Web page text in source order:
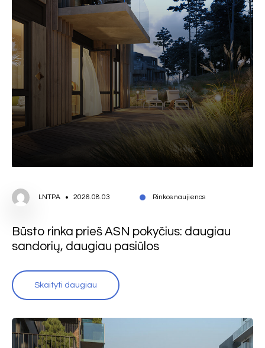
LNTPA 2026.08.03 Rinkos naujienos
Būsto rinka prieš ASN pokyčius: daugiau
sandorių, daugiau pasiūlos
Skaityti daugiau